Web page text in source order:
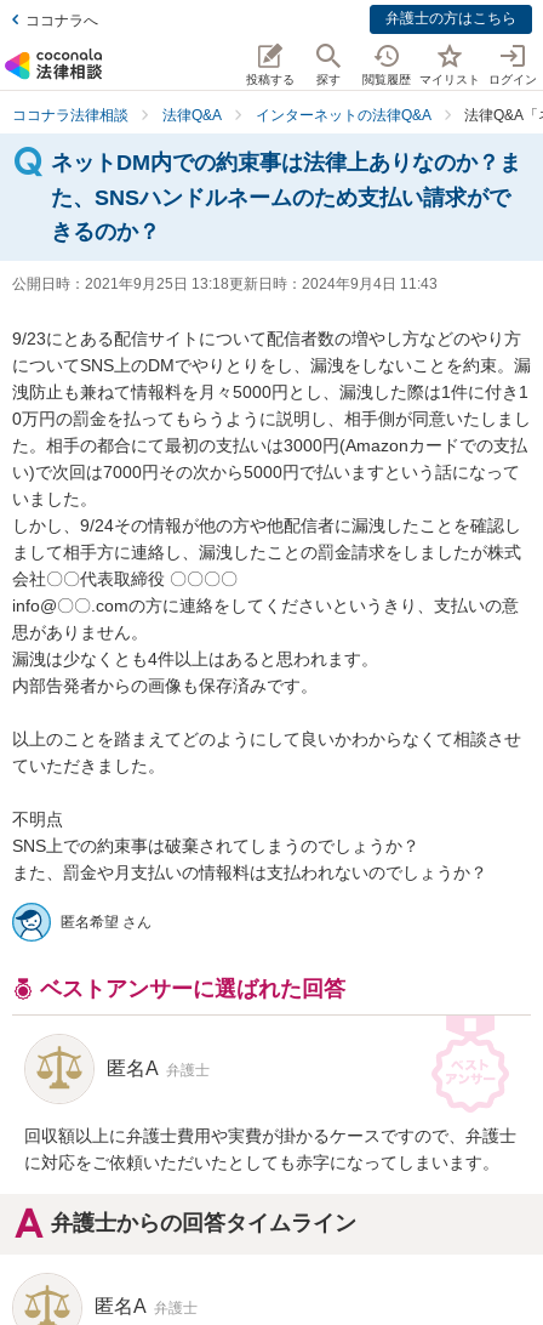
ココナラへ 弁護士の方はこちら
投稿する 探す 閲覧履歴 マイリスト ログイン
ココナラ法律相談 法律Q&A インターネットの法律Q&A 法律Q&A
ネットDM内での約束事は法律上ありなのか？ま
た、SNSハンドルネームのため支払い請求がで
きるのか？
公開日時： 2021年9月25日 13:18更新日時： 2024年9月4日 11:43
9/23にとある配信サイトについて配信者数の増やし方などのやり方
についてSNS上のDMでやりとりをし、漏洩をしないことを約束。漏
洩防止も兼ねて情報料を月々5000円とし、漏洩した際は1件に付き1
0万円の罰金を払ってもらうように説明し、相手側が同意いたしまし
た。相手の都合にて最初の支払いは3000円(Amazonカードでの支払
い)で次回は7000円その次から5000円で払いますという話になって
いました。
しかし、9/24その情報が他の方や他配信者に漏洩したことを確認し
まして相手方に連絡し、漏洩したことの罰金請求をしましたが株式
会社〇〇代表取締役 〇〇〇〇
info@〇〇.comの方に連絡をしてくださいというきり、支払いの意
思がありません。
漏洩は少なくとも4件以上はあると思われます。
内部告発者からの画像も保存済みです。
以上のことを踏まえてどのようにして良いかわからなくて相談させ
ていただきました。
不明点
SNS上での約束事は破棄されてしまうのでしょうか？
また、罰金や月支払いの情報料は支払われないのでしょうか？
匿名希望 さん
ベストアンサーに選ばれた回答
匿名A 弁護士
回収額以上に弁護士費用や実費が掛かるケースですので、弁護士
に対応をご依頼いただいたとしても赤字になってしまいます。
弁護士からの回答タイムライン
匿名A 弁護士